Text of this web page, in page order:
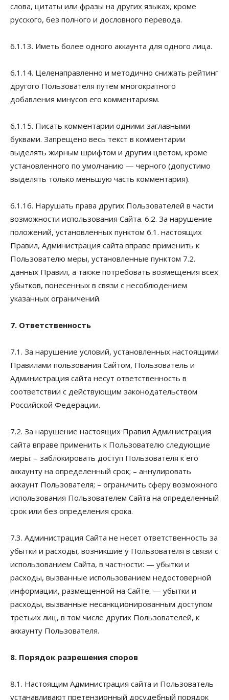
слова, цитаты или фразы на других языках, кроме
русского, без полного и дословного перевода.
6.1.13. Иметь более одного аккаунта для одного лица.
6.1.14. Целенаправленно и методично снижать рейтинг
другого Пользователя путём многократного
добавления минусов его комментариям.
6.1.15. Писать комментарии одними заглавными
буквами. Запрещено весь текст в комментарии
выделять жирным шрифтом и другим цветом, кроме
установленного по умолчанию — черного (допустимо
выделять только меньшую часть комментария).
6.1.16. Нарушать права других Пользователей в части
возможности использования Сайта. 6.2. За нарушение
положений, установленных пунктом 6.1. настоящих
Правил, Администрация сайта вправе применить к
Пользователю меры, установленные пунктом 7.2.
данных Правил, а также потребовать возмещения всех
убытков, понесенных в связи с несоблюдением
указанных ограничений.
7. Ответственность
7.1. За нарушение условий, установленных настоящими
Правилами пользования Сайтом, Пользователь и
Администрация сайта несут ответственность в
соответствии с действующим законодательством
Российской Федерации.
7.2. За нарушение настоящих Правил Администрация
сайта вправе применить к Пользователю следующие
меры: – заблокировать доступ Пользователя к его
аккаунту на определенный срок; – аннулировать
аккаунт Пользователя; – ограничить сферу возможного
использования Пользователем Сайта на определенный
срок или без определения срока.
7.3. Администрация Сайта не несет ответственность за
убытки и расходы, возникшие у Пользователя в связи с
использованием Сайта, в частности: — убытки и
расходы, вызванные использованием недостоверной
информации, размещенной на Сайте. — убытки и
расходы, вызванные несанкционированным доступом
третьих лиц, в том числе других Пользователей, к
аккаунту Пользователя.
8. Порядок разрешения споров
8.1. Настоящим Администрация сайта и Пользователь
устанавливают претензионный досудебный порядок